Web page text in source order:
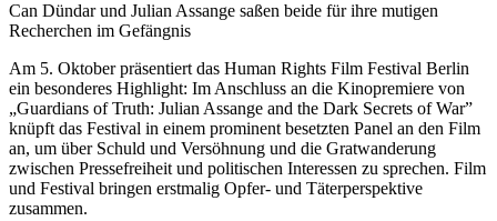
Can Dündar und Julian Assange saßen beide für ihre mutigen
Recherchen im Gefängnis
Am 5. Oktober präsentiert das Human Rights Film Festival Berlin
ein besonderes Highlight: Im Anschluss an die Kinopremiere von
„Guardians of Truth: Julian Assange and the Dark Secrets of War”
knüpft das Festival in einem prominent besetzten Panel an den Film
an, um über Schuld und Versöhnung und die Gratwanderung
zwischen Pressefreiheit und politischen Interessen zu sprechen. Film
und Festival bringen erstmalig Opfer- und Täterperspektive
zusammen.